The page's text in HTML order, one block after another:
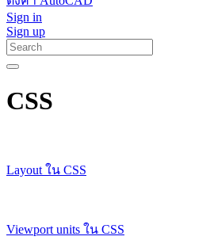
Sign in
Sign up
CSS
Layout ใน CSS
Viewport units ใน CSS